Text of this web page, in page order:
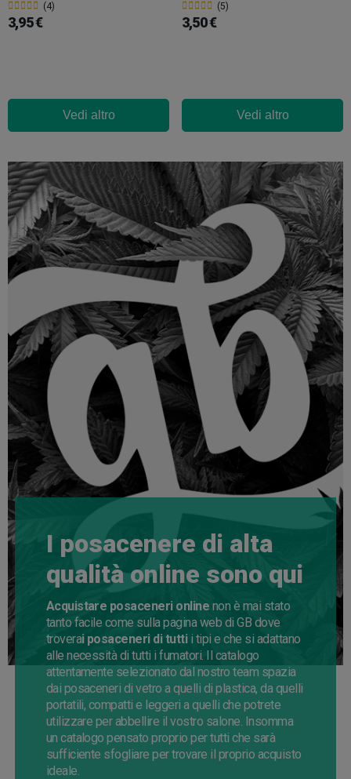
(4)
3,95 €
Vedi altro
(5)
3,50 €
Vedi altro
I posacenere di alta
qualità online sono qui
Acquistare posaceneri online non è mai stato
tanto facile come sulla pagina web di GB dove
troverai posaceneri di tuttii tipi e che si adattano
alle necessità di tutti i fumatori. Il catalogo
attentamente selezionato dal nostro team spazia
dai posaceneri di vetro a quelli di plastica, da quelli
portatili, compatti e leggeri a quelli che potrete
utilizzare per abbellire il vostro salone. Insomma
un catalogo pensato proprio per tutti che sarà
sufficiente sfogliare per trovare il proprio acquisto
ideale.